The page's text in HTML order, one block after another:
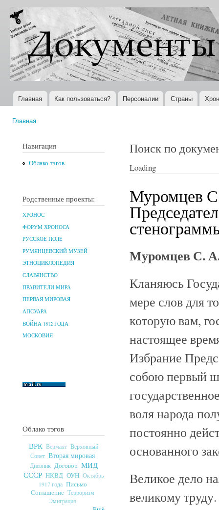
Документы
XX века
Всемирная
история в
Интернете
Главное меню
Главная Как пользоваться? Персоналии Страны
Главная
Навигация
Облако тэгов
Родственные проекты:
ХРОНОС
ФОРУМ ХРОНОСА
РУССКОЕ ПОЛЕ
РУМЯНЦЕВСКИЙ МУЗЕЙ
ЭТНОЦИКЛОПЕДИЯ
СЛАВЯНСТВО
ПРАВИТЕЛИ МИРА
ПЕРВАЯ МИРОВАЯ
АПСУАРА
ВОЙНА 1812 ГОДА
МОСКОВИЯ
Облако тэгов
ВРК Вермахт Верховный
Совет Вторая мировая
Дневник Договор МИД
СССР НКВД ОУН Октябрь
1917 года Письмо
Соглашение Терроризм
Эмиграция
Поиск по
Loading
Муромцев
Муромцев С.
Кланяюсь
мере слов для
которую вам,
настоящее
Избрание
собою первый
воля народа
постоянно
основанного
Великое дело
великому